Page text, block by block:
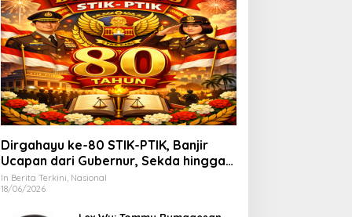
Dirgahayu ke-80 STIK-PTIK, Banjir
Ucapan dari Gubernur, Sekda hingga
Kapolda.
In Berita Terkini, Nasional
18/06/2026